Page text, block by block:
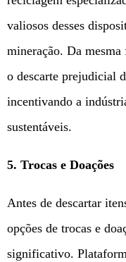
valiosos desses
mineração. Da
o descarte prejudicial
incentivando a
sustentáveis.
5. Trocas e Doações
Antes de descartar
opções de trocas e
significativo.